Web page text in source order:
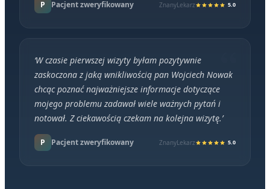
P Pacjent zweryfikowany ZnanyLekarz 5.0
‘W czasie pierwszej wizyty byłam pozytywnie
zaskoczona z jaką wnikliwością pan Wojciech Nowak
chcąc poznać najważniejsze informacje dotyczące
mojego problemu zadawał wiele ważnych pytań i
notował. Z ciekawością czekam na kolejna wizytę.’
P Pacjent zweryfikowany ZnanyLekarz 5.0